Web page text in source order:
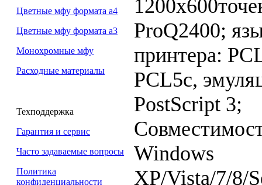
Цветные мфу формата а4
Цветные мфу формата а3
Монохромные мфу
Расходные материалы
Техподдержка
Гарантия и сервис
Часто задаваемые вопросы
Политика
конфиденциальности
ProQ2400;
принтера:
PCL5c,
PostScript 3;
Windows
XP/Vista/7/8/